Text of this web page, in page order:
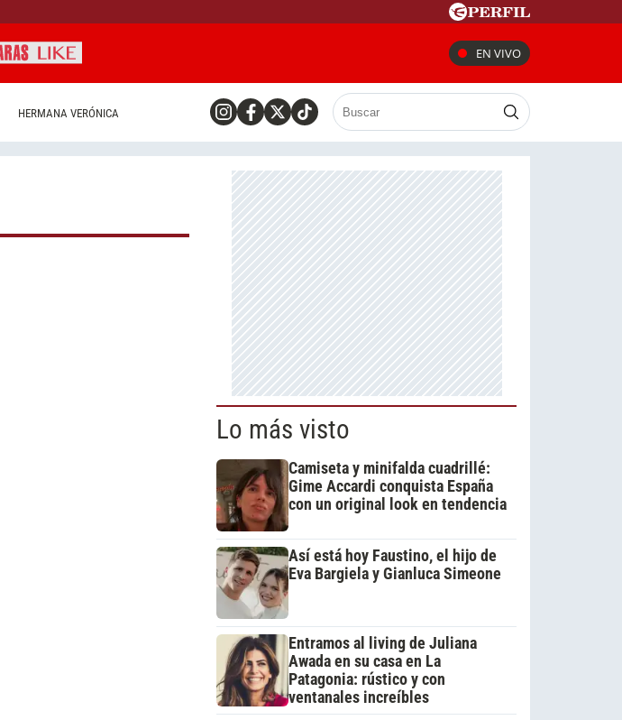
EN VIVO
HERMANA VERÓNICA
Lo más visto
Camiseta y minifalda cuadrillé:
Gime Accardi conquista España
con un original look en tendencia
Así está hoy Faustino, el hijo de
Eva Bargiela y Gianluca Simeone
Entramos al living de Juliana
Awada en su casa en La
Patagonia: rústico y con
ventanales increíbles